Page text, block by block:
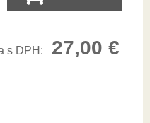
s DPH: 27,00 €